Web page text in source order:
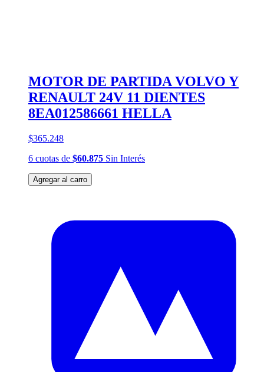
MOTOR DE PARTIDA VOLVO Y
RENAULT 24V 11 DIENTES
8EA012586661 HELLA
$365.248
6 cuotas de $60.875 Sin Interés
Agregar al carro